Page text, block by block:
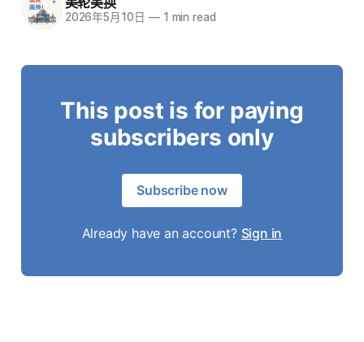
2026年5月10日 —1 min read
This post is for paying
subscribers only
Subscribe now
Already have an account? Sign in